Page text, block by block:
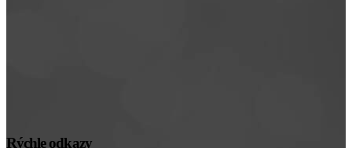
Rýchle odkazy